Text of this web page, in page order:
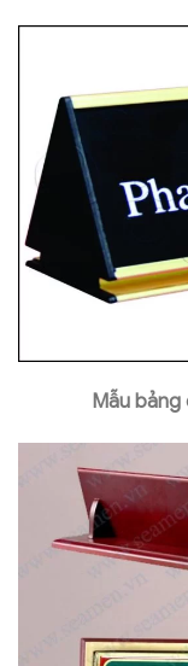
Mẫu bảng